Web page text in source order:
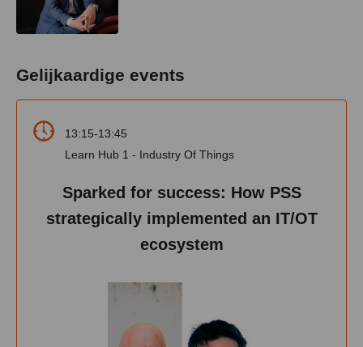
Gelijkaardige events
13:15-13:45
Learn Hub 1 - Industry Of Things
Sparked for success: How PSS
strategically implemented an IT/OT
ecosystem